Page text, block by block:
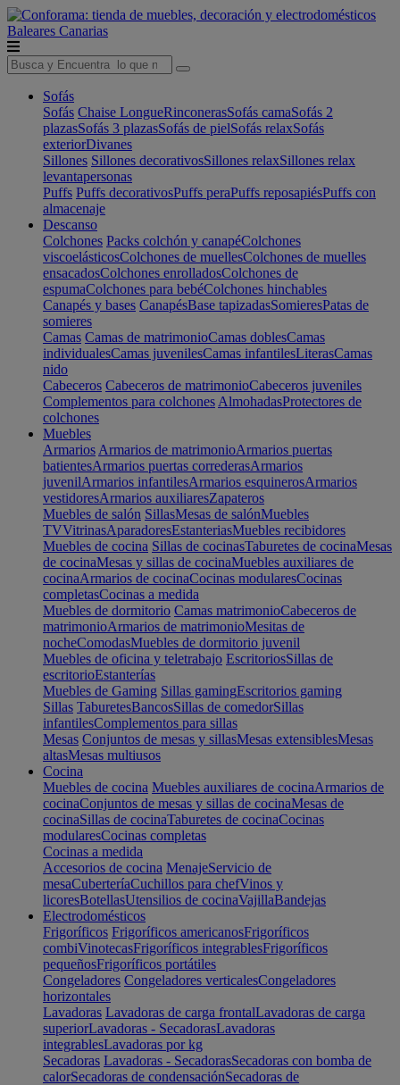
Baleares Canarias
Sofás
Sofás Chaise LongueRinconerasSofás camaSofás 2
plazasSofás 3 plazasSofás de pielSofás relaxSofás
exteriorDivanes
Sillones Sillones decorativosSillones relaxSillones relax
levantapersonas
Puffs Puffs decorativosPuffs peraPuffs reposapiésPuffs con
almacenaje
Descanso
Colchones Packs colchón y canapéColchones
viscoelásticosColchones de muellesColchones de muelles
ensacadosColchones enrolladosColchones de
espumaColchones para bebéColchones hinchables
Canapés y bases CanapésBase tapizadasSomieresPatas de
somieres
Camas Camas de matrimonioCamas doblesCamas
individualesCamas juvenilesCamas infantilesLiterasCamas
nido
Cabeceros Cabeceros de matrimonioCabeceros juveniles
Complementos para colchones AlmohadasProtectores de
colchones
Muebles
Armarios Armarios de matrimonioArmarios puertas
batientesArmarios puertas correderasArmarios
juvenilArmarios infantilesArmarios esquinerosArmarios
vestidoresArmarios auxiliaresZapateros
Muebles de salón SillasMesas de salónMuebles
TVVitrinasAparadoresEstanteriasMuebles recibidores
Muebles de cocina Sillas de cocinasTaburetes de cocinaMesas
de cocinaMesas y sillas de cocinaMuebles auxiliares de
cocinaArmarios de cocinaCocinas modularesCocinas
completasCocinas a medida
Muebles de dormitorio Camas matrimonioCabeceros de
matrimonioArmarios de matrimonioMesitas de
nocheComodasMuebles de dormitorio juvenil
Muebles de oficina y teletrabajo EscritoriosSillas de
escritorioEstanterías
Muebles de Gaming Sillas gamingEscritorios gaming
Sillas TaburetesBancosSillas de comedorSillas
infantilesComplementos para sillas
Mesas Conjuntos de mesas y sillasMesas extensiblesMesas
altasMesas multiusos
Cocina
Muebles de cocina Muebles auxiliares de cocinaArmarios de
cocinaConjuntos de mesas y sillas de cocinaMesas de
cocinaSillas de cocinaTaburetes de cocinaCocinas
modularesCocinas completas
Cocinas a medida
Accesorios de cocina MenajeServicio de
mesaCuberteríaCuchillos para chefVinos y
licoresBotellasUtensilios de cocinaVajillaBandejas
Electrodomésticos
Frigoríficos Frigoríficos americanosFrigoríficos
combiVinotecasFrigoríficos integrablesFrigoríficos
pequeñosFrigoríficos portátiles
Congeladores Congeladores verticalesCongeladores
horizontales
Lavadoras Lavadoras de carga frontalLavadoras de carga
superiorLavadoras - SecadorasLavadoras
integrablesLavadoras por kg
Secadoras Lavadoras - SecadorasSecadoras con bomba de
calorSecadoras de condensaciónSecadoras de